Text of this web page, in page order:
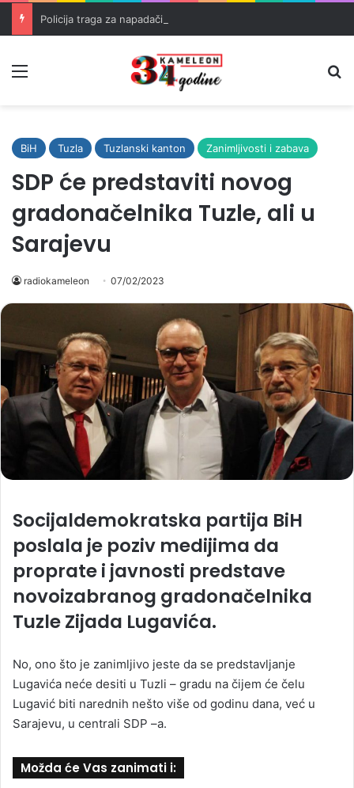
Policija traga za napadačima nakon pucnjave u Brčkom
BiH Tuzla Tuzlanski kanton Zanimljivosti i zabava
SDP će predstaviti novog
gradonačelnika Tuzle, ali u
Sarajevu
radiokameleon 07/02/2023
Socijaldemokratska partija BiH
poslala je poziv medijima da
proprate i javnosti predstave
novoizabranog gradonačelnika
Tuzle Zijada Lugavića.
No, ono što je zanimljivo jeste da se predstavljanje
Lugavića neće desiti u Tuzli – gradu na čijem će čelu
Lugavić biti narednih nešto više od godinu dana, već u
Sarajevu, u centrali SDP –a.
Možda će Vas zanimati i: